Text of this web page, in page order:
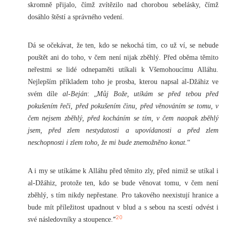
skromně přijalo, čímž zvítězilo nad chorobou sebelásky, čímž
dosáhlo štěstí a správného vedení.
Dá se očekávat, že ten, kdo se nekochá tím, co už ví, se nebude
pouštět ani do toho, v čem není nijak zběhlý. Před oběma těmito
neřestmi se lidé odnepaměti utíkali k Všemohoucímu Alláhu.
Nejlepším příkladem toho je prosba, kterou napsal al-Džáhiz ve
svém díle al-Beján: „ Můj Bože, utíkám se před tebou před
pokušením řeči, před pokušením činu, před věnováním se tomu, v
čem nejsem zběhlý, před kocháním se tím, v čem naopak zběhlý
jsem, před zlem nestydatosti a upovídanosti a před zlem
neschopnosti i zlem toho, že mi bude znemožněno konat. “
A i my se utíkáme k Alláhu před těmito zly, před nimiž se utíkal i
al-Džáhiz, protože ten, kdo se bude věnovat tomu, v čem není
zběhlý, s tím nikdy nepřestane. Pro takového neexistují hranice a
bude mít příležitost upadnout v blud a s sebou na scestí odvést i
své následovníky a stoupence. “20